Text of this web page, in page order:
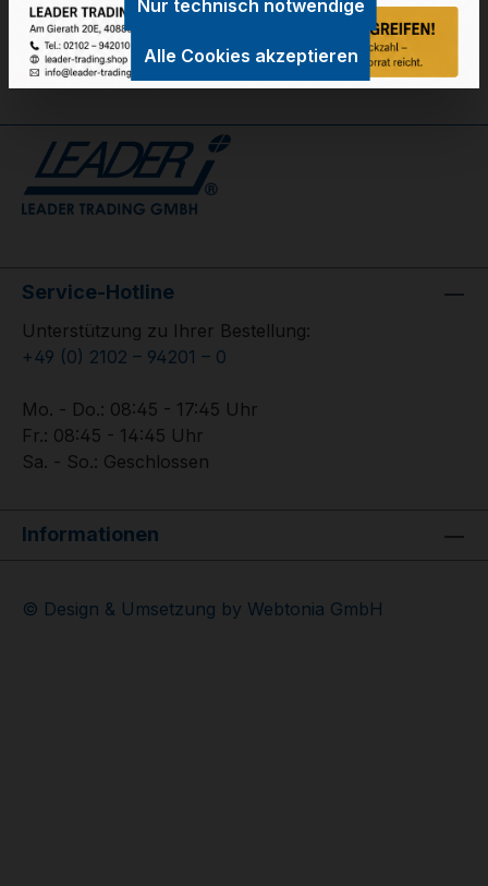
Bewertungen
Service-Hotline
Unterstützung zu Ihrer Bestellung:
+49 (0) 2102 – 94201 – 0
Mo. - Do.: 08:45 - 17:45 Uhr
Fr.: 08:45 - 14:45 Uhr
Sa. - So.: Geschlossen
Informationen
© Design & Umsetzung by Webtonia GmbH
Nur technisch notwendige
Alle Cookies akzeptieren